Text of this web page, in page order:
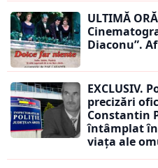
ULTIMĂ
Diaconu”.
EXCLUSIV.
precizări
Constantin
întâmplat în
viața ale